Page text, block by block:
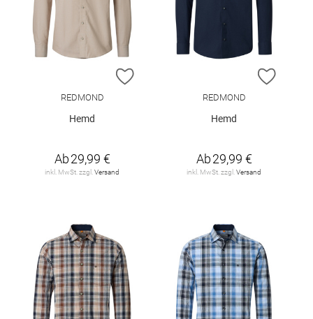
ZUR WUNSCHLISTE HINZUFÜGEN
REDMOND
Hemd
Ab29,99 €
inkl. MwSt. zzgl.Versand
ZUR
REDMOND
Hemd
Ab29,99 €
inkl. MwSt. zzgl.Versand